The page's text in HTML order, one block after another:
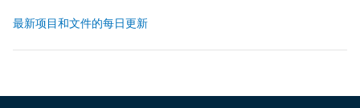
最新项目和文件的每日更新